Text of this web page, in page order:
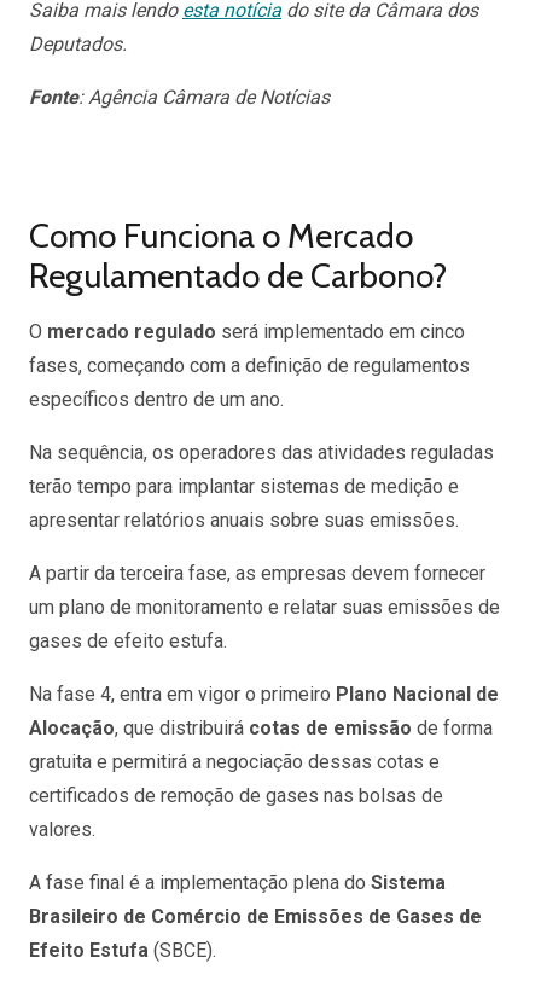
Saiba mais lendo esta notícia do site da Câmara dos
Deputados.
Fonte: Agência Câmara de Notícias
Como Funciona o Mercado
Regulamentado de Carbono?
O mercado regulado será implementado em cinco
fases, começando com a definição de regulamentos
específicos dentro de um ano.
Na sequência, os operadores das atividades reguladas
terão tempo para implantar sistemas de medição e
apresentar relatórios anuais sobre suas emissões.
A partir da terceira fase, as empresas devem fornecer
um plano de monitoramento e relatar suas emissões de
gases de efeito estufa.
Na fase 4, entra em vigor o primeiro Plano Nacional de
Alocação, que distribuirá cotas de emissão de forma
gratuita e permitirá a negociação dessas cotas e
certificados de remoção de gases nas bolsas de
valores.
A fase final é a implementação plena do Sistema
Brasileiro de Comércio de Emissões de Gases de
Efeito Estufa (SBCE).